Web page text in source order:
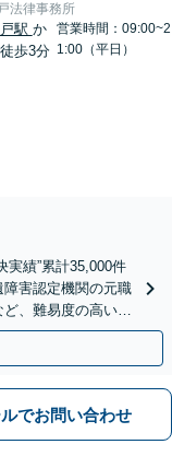
法律事務所
駅 か
歩3分
営業時間：09:00~2
1:00（平日）
実績”累計35,000件
害認定機関の元職
、難易度の高い事
ルでお問い合わせ